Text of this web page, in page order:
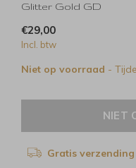
Glitter Gold GD
€29,00
Incl. btw
Niet op voorraad -
NIET
Gratis verzending